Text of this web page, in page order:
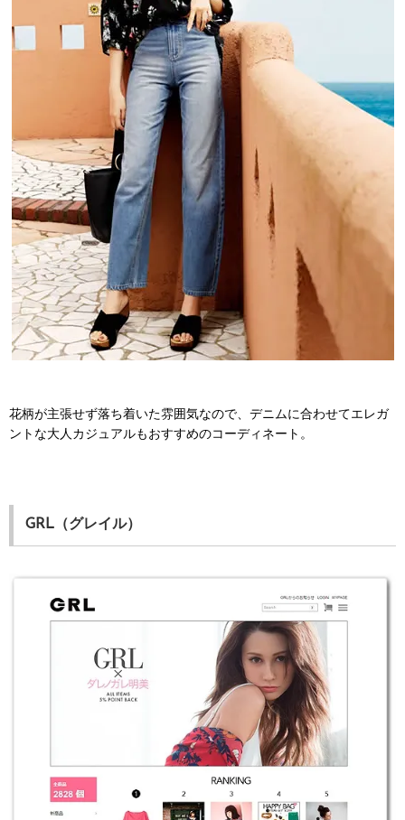
花柄が主張せず落ち着いた雰囲気なので、デニムに合わせてエレガ
ントな大人カジュアルもおすすめのコーディネート。
GRL（グレイル）